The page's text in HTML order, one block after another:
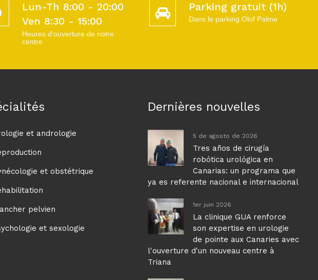
Lun-Th 8:00 - 20:00
Ven 8:30 - 15:00
Heures d'ouverture de notre
centre
Parking gratuit (1h)
Dans le parking Olof Palme
et andrologie
et obstétrique
pelvien
et sexologie
Dernières nouvelles
5 de agosto de 2026
Tres años de cirugía
robótica urológica en
Canarias: un programa que
ya es referente nacional e internacional
1er juin 2026
La clinique GUA renforce
son expertise en urologie
de pointe aux Canaries avec
l'ouverture d'un nouveau centre à
Triana